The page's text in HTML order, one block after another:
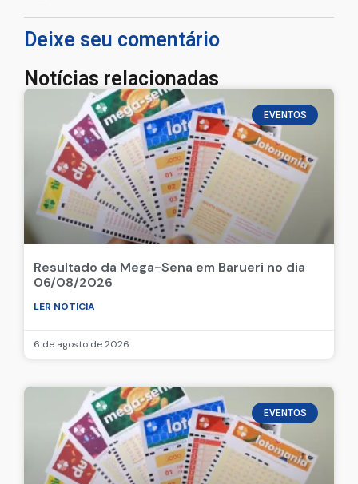
Deixe seu comentário
Notícias relacionadas
EVENTOS
Resultado da Mega-Sena em Barueri no dia
06/08/2026
LER NOTICIA
6 de agosto de 2026
EVENTOS